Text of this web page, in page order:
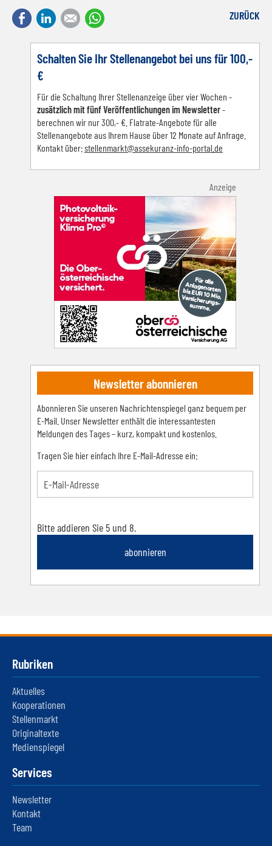
FacebookLinkedInE-mail ZURÜCK
Schalten Sie Ihr Stellenangebot bei uns für 100,-
€
Für die Schaltung Ihrer Stellenanzeige über vier Wochen -
zusätzlich mit fünf Veröffentlichungen im Newsletter-
berechnen wir nur 300,- €. Flatrate-Angebote für alle
Stellenangebote aus Ihrem Hause über 12 Monate auf Anfrage.
Kontakt über:stellenmarkt@assekuranz-info-portal.de
Anzeige
Newsletter abonnieren
Abonnieren Sie unseren Nachrichtenspiegel ganz bequem per
E-Mail. Unser Newsletter enthält die interessantesten
Meldungen des Tages – kurz, kompakt und kostenlos.
Tragen Sie hier einfach Ihre E-Mail-Adresse ein:
Bitte addieren Sie 5 und 8.
abonnieren
Rubriken
Aktuelles
Kooperationen
Stellenmarkt
Originaltexte
Medienspiegel
Services
Newsletter
Kontakt
Team